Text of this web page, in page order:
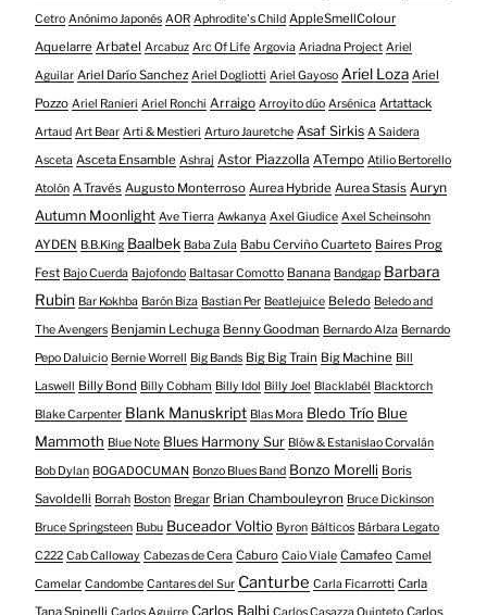
Cetro Anónimo Japonés AOR Aphrodite's Child AppleSmellColour
Aquelarre Arbatel Arcabuz Arc Of Life Argovia Ariadna Project Ariel
Aguilar Ariel Darío Sanchez Ariel Dogliotti Ariel Gayoso Ariel Loza Ariel
Pozzo Ariel Ranieri Ariel Ronchi Arraigo Arroyito dúo Arsénica Artattack
Artaud Art Bear Arti & Mestieri Arturo Jauretche Asaf Sirkis A Saidera
Asceta Asceta Ensamble Ashraj Astor Piazzolla ATempo Atilio Bertorello
Atolón A Través Augusto Monterroso Aurea Hybride Aurea Stasis Auryn
Autumn Moonlight Ave Tierra Awkanya Axel Giudice Axel Scheinsohn
AYDEN B.B.King Baalbek Baba Zula Babu Cerviño Cuarteto Baires Prog
Fest Bajo Cuerda Bajofondo Baltasar Comotto Banana Bandgap Barbara
Rubin Bar Kokhba Barón Biza Bastian Per Beatlejuice Beledo Beledo and
The Avengers Benjamin Lechuga Benny Goodman Bernardo Alza Bernardo
Pepo Daluicio Bernie Worrell Big Bands Big Big Train Big Machine Bill
Laswell
Billy Bond Billy Cobham Billy Idol Billy Joel Blacklabél Blacktorch
Blake Carpenter Blank Manuskript Blas Mora Bledo Trío Blue
Mammoth Blue Note Blues Harmony Sur Blöw & Estanislao Corvalán
Bob Dylan BOGADOCUMAN Bonzo Blues Band Bonzo Morelli Boris
Savoldelli Borrah Boston Bregar Brian Chambouleyron Bruce Dickinson
Bruce Springsteen Bubu Buceador Voltio Byron Bálticos Bárbara Legato
C222 Cab Calloway Cabezas de Cera Caburo Caio Viale Camafeo Camel
Camelar Candombe Cantares del Sur Canturbe Carla Ficarrotti Carla
Carlos Balbi